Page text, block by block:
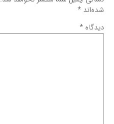
شده‌اند *
دیدگاه *